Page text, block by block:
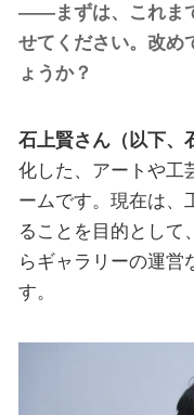
――まずは、これま
せてください。改め
ょうか？
石上賢さん（以下、
化した、アートや工
ームです。現在は、
ることを目的として
らギャラリーの運営
す。